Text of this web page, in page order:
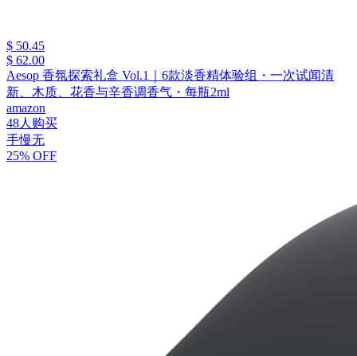
$ 50.45
$ 62.00
Aesop 香氛探索礼盒 Vol.1｜6款淡香精体验组・一次试闻清
新、木质、花香与辛香调香气・每瓶2ml
amazon
48人购买
手慢无
25% OFF